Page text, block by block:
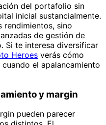
del portafolio sin
inicial sustancialmente.
rendimientos, sino
de gestión de
Si te interesa diversificar
Heroes verás cómo
el apalancamiento
y margin
pueden parecer